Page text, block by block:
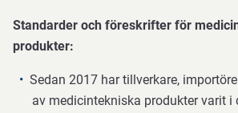
Standarder och föreskrifter för
produkter:
Sedan 2017 har tillverkare,
av medicintekniska produkter varit i